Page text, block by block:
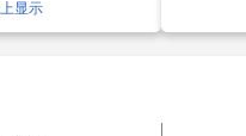
显示